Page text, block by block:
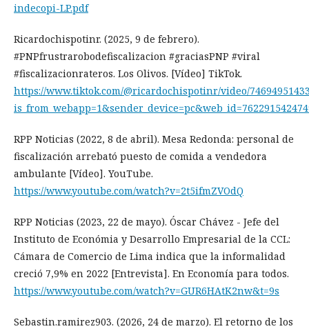
indecopi-LP.pdf
Ricardochispotinr. (2025, 9 de febrero).
#PNPfrustrarobodefiscalizacion #graciasPNP #viral
#fiscalizacionrateros. Los Olivos. [Vídeo] TikTok.
https://www.tiktok.com/@ricardochispotinr/video/
RPP Noticias (2022, 8 de abril). Mesa Redonda: personal de
fiscalización arrebató puesto de comida a vendedora
ambulante [Vídeo]. YouTube.
https://www.youtube.com/watch?v=2t5ifmZVOdQ
RPP Noticias (2023, 22 de mayo). Óscar Chávez - Jefe del
Instituto de Económia y Desarrollo Empresarial de la CCL:
Cámara de Comercio de Lima indica que la informalidad
creció 7,9% en 2022 [Entrevista]. En Economía para todos.
https://www.youtube.com/watch?v=GUR6HAtK2nw&t=9s
Sebastin.ramirez903. (2026, 24 de marzo). El retorno de los